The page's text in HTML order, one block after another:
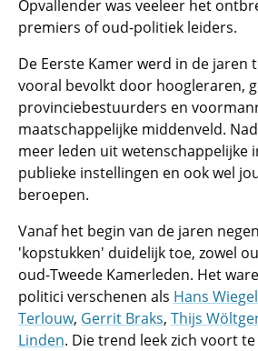
Opvallender was veeleer het
premiers of oud-politiek leiders.
De Eerste Kamer werd in de jaren
vooral bevolkt door hoogleraren,
provinciebestuurders en
maatschappelijke middenveld.
meer leden uit wetenschappelijke
publieke instellingen en ook wel
beroepen.
Vanaf het begin van de jaren
'kopstukken' duidelijk toe, zowel
oud-Tweede Kamerleden. Het
politici verschenen als Hans Wiegel
Terlouw, Gerrit Braks, Thijs
Linden. Die trend leek zich voort